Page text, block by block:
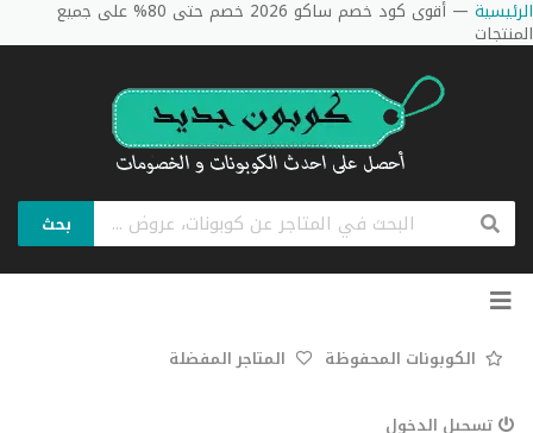
الرئيسية — أقوى كود خصم ساكو 2026 خصم حتى 80% على جميع
المنتجات
بحث
تخطي
الكوبونات المحفوظة المتاجر المفضلة
تسجيل الدخول